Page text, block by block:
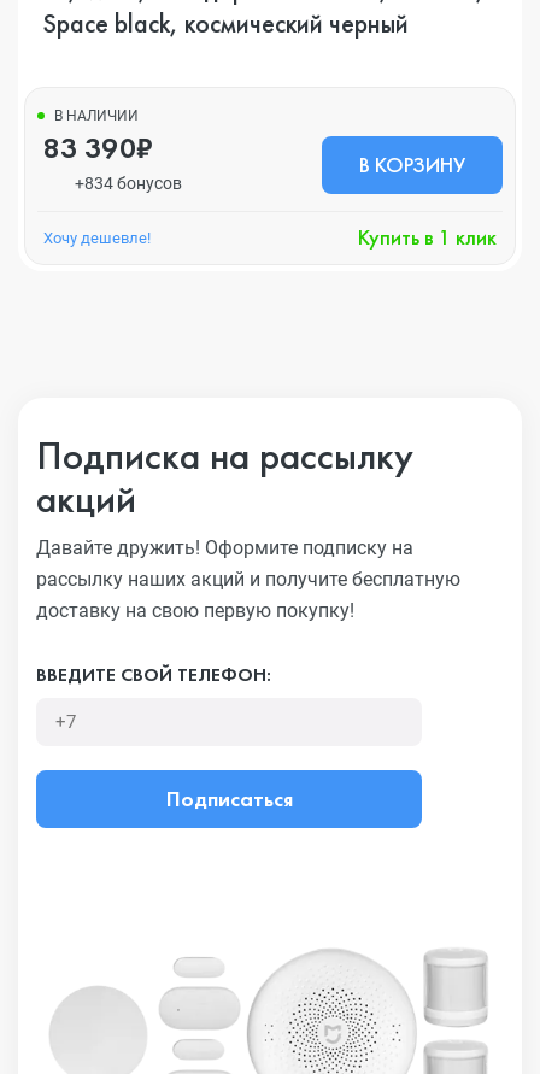
Space black, космический черный
В НАЛИЧИИ
83 390₽
+834 бонусов
В КОРЗИНУ
Хочу дешевле! Купить в 1 клик
Подписка на рассылку
акций
Давайте дружить! Оформите подписку на
рассылку наших акций и получите бесплатную
доставку на свою первую покупку!
ВВЕДИТЕ СВОЙ ТЕЛЕФОН:
Подписаться